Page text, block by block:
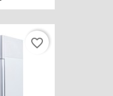
favorite_border